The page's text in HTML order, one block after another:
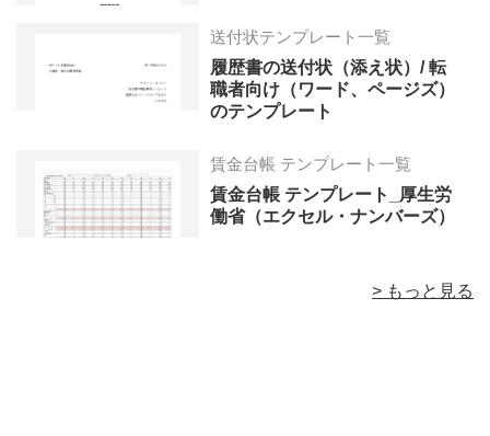
送付状テンプレート一覧
履歴書の送付状（添え状）/ 転
職者向け（ワード、ページズ）
のテンプレート
賃金台帳 テンプレート一覧
賃金台帳 テンプレート_厚生労
働省（エクセル・ナンバーズ）
> もっと見る